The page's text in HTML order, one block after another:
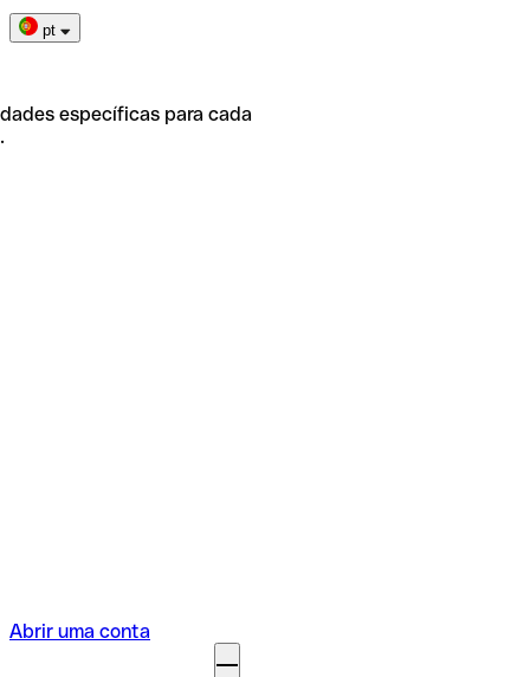
pt
específicas para cada
Abrir uma conta